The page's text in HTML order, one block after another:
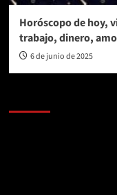
Horóscopo de hoy,
trabajo, dinero,
6 de junio de 2025